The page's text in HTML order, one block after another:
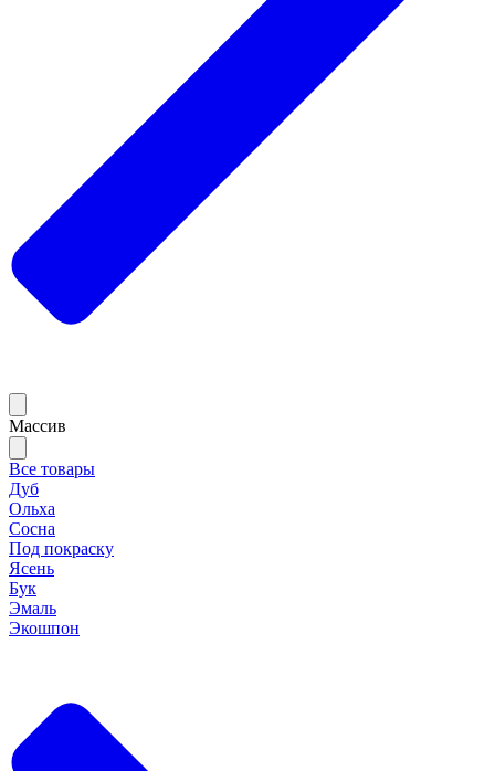
Массив
Все товары
Дуб
Ольха
Сосна
Под покраску
Ясень
Бук
Эмаль
Экошпон